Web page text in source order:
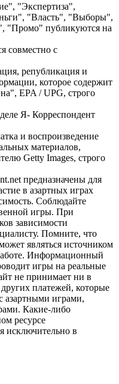
"Экспертиза",
"Власть", "Выборы",
"Промо" публикуются на
совместно с
републикация и
которое содержит
EPA / UPG, строго
Я- Корреспондент
и воспроизведение
материалов,
Getty Images, строго
предназначены для
в азартных играх
Соблюдайте
игры. При
зависимости
Помните, что
являться источником
Информационный
игры на реальные
не принимает ни в
платежей, которые
азартными играми,
Какие-либо
ресурсе
исключительно в